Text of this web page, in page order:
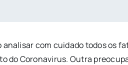
com cuidado todos os
Coronavirus. Outra